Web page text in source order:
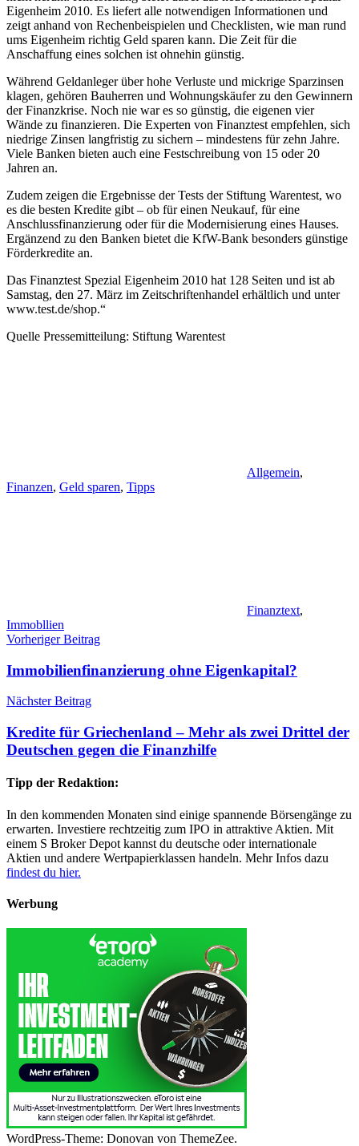
Eigenheim 2010. Es liefert alle notwendigen Informationen und
zeigt anhand von Rechenbeispielen und Checklisten, wie man rund
ums Eigenheim richtig Geld sparen kann. Die Zeit für die
Anschaffung eines solchen ist ohnehin günstig.
Während Geldanleger über hohe Verluste und mickrige Sparzinsen
klagen, gehören Bauherren und Wohnungskäufer zu den Gewinnern
der Finanzkrise. Noch nie war es so günstig, die eigenen vier
Wände zu finanzieren. Die Experten von Finanztest empfehlen, sich
niedrige Zinsen langfristig zu sichern – mindestens für zehn Jahre.
Viele Banken bieten auch eine Festschreibung von 15 oder 20
Jahren an.
Zudem zeigen die Ergebnisse der Tests der Stiftung Warentest, wo
es die besten Kredite gibt – ob für einen Neukauf, für eine
Anschlussfinanzierung oder für die Modernisierung eines Hauses.
Ergänzend zu den Banken bietet die KfW-Bank besonders günstige
Förderkredite an.
Das Finanztest Spezial Eigenheim 2010 hat 128 Seiten und ist ab
Samstag, den 27. März im Zeitschriftenhandel erhältlich und unter
www.test.de/shop.“
Quelle Pressemitteilung: Stiftung Warentest
Allgemein,
Finanzen, Geld sparen, Tipps
Finanztext,
Immobllien
Beitragsnavigation
Vorheriger Beitrag
Immobilienfinanzierung ohne Eigenkapital?
Nächster Beitrag
Kredite für Griechenland – Mehr als zwei Drittel der
Deutschen gegen die Finanzhilfe
Tipp der Redaktion:
In den kommenden Monaten sind einige spannende Börsengänge zu
erwarten. Investiere rechtzeitig zum IPO in attraktive Aktien. Mit
einem S Broker Depot kannst du deutsche oder internationale
Aktien und andere Wertpapierklassen handeln. Mehr Infos dazu
findest du hier.
Werbung
WordPress-Theme: Donovan von ThemeZee.